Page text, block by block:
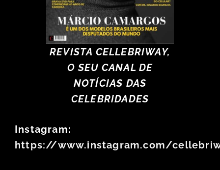
REVISTA CELLEBRIWAY,
O SEU CANAL DE
NOTÍCIAS DAS
CELEBRIDADES
Instagram:
https://www.instagram.com/